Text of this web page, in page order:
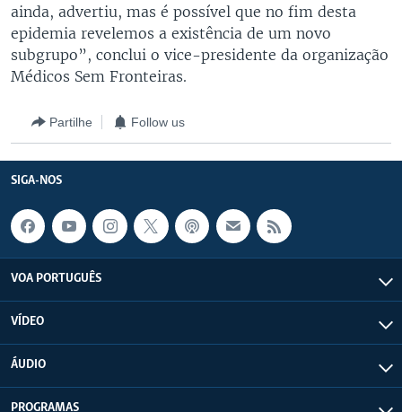
ainda, advertiu, mas é possível que no fim desta
epidemia revelemos a existência de um novo
subgrupo”, conclui o vice-presidente da organização
Médicos Sem Fronteiras.
Partilhe Follow us
SIGA-NOS
VOA PORTUGUÊS
VÍDEO
ÁUDIO
PROGRAMAS